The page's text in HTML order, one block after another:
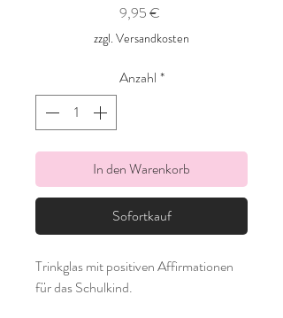
9,95 €Preis
zzgl. Versandkosten
Anzahl *
In den Warenkorb
Sofortkauf
Trinkglas mit positiven Affirmationen
für das Schulkind.